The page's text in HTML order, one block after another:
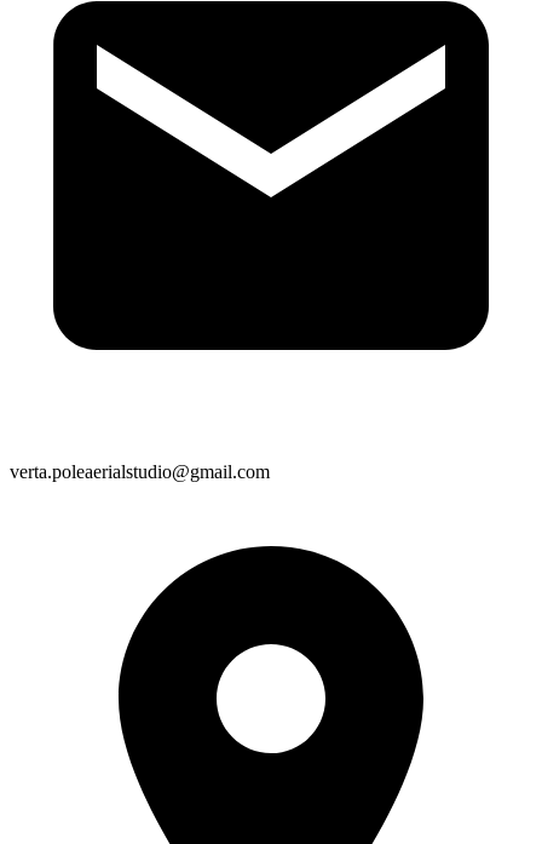
verta.poleaerialstudio@gmail.com